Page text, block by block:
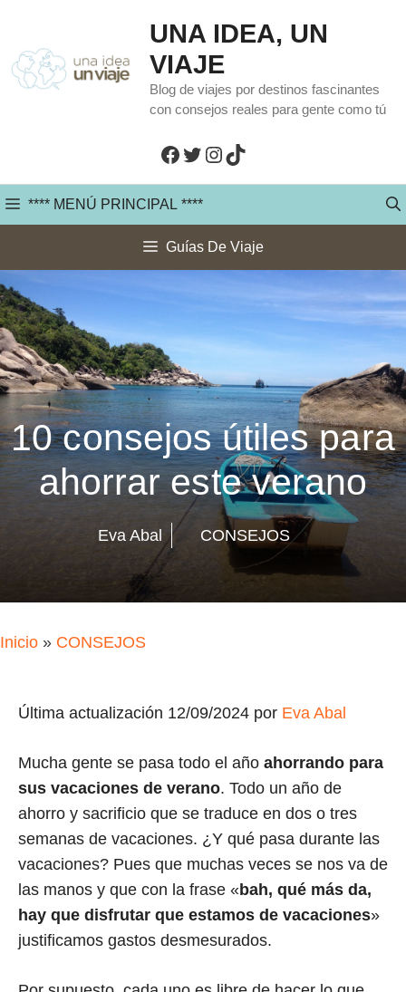
contenido
UNA IDEA, UN
VIAJE
Blog de viajes por destinos fascinantes
con consejos reales para gente como tú
Facebook
Twitter
Instagram
TikTok
**** MENÚ PRINCIPAL ****
Guías De Viaje
10 consejos útiles para
ahorrar este verano
Eva Abal CONSEJOS
Inicio » CONSEJOS
Última actualización 12/09/2024 por Eva Abal
Mucha gente se pasa todo el año ahorrando para
sus vacaciones de verano. Todo un año de
ahorro y sacrificio que se traduce en dos o tres
semanas de vacaciones. ¿Y qué pasa durante las
vacaciones? Pues que muchas veces se nos va de
las manos y que con la frase «bah, qué más da,
hay que disfrutar que estamos de vacaciones»
justificamos gastos desmesurados.